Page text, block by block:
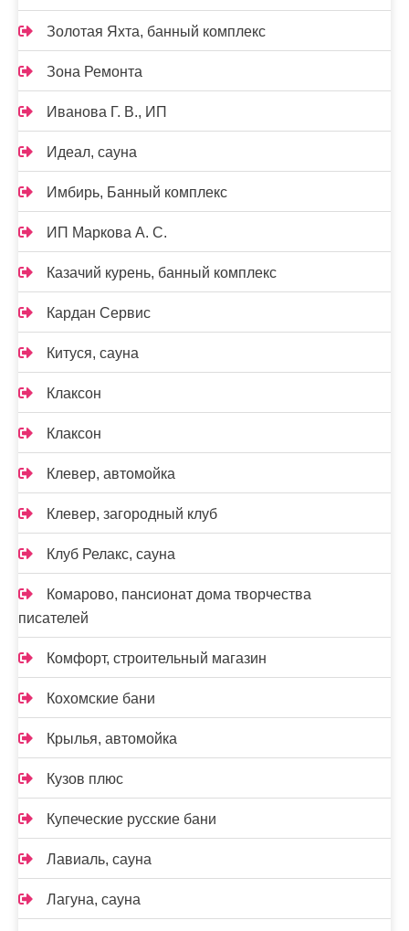
Золотая Яхта, банный комплекс
Зона Ремонта
Иванова Г. В., ИП
Идеал, сауна
Имбирь, Банный комплекс
ИП Маркова А. С.
Казачий курень, банный комплекс
Кардан Сервис
Китуся, сауна
Клаксон
Клаксон
Клевер, автомойка
Клевер, загородный клуб
Клуб Релакс, сауна
Комарово, пансионат дома творчества
писателей
Комфорт, строительный магазин
Кохомские бани
Крылья, автомойка
Кузов плюс
Купеческие русские бани
Лавиаль, сауна
Лагуна, сауна